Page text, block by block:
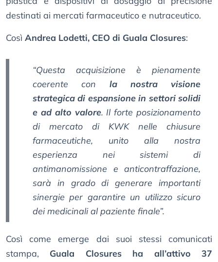
destinati ai mercati farmaceutico e nutraceutico.
Così Andrea Lodetti, CEO di Guala Closures:
“Questa acquisizione è pienamente
coerente con la nostra visione
strategica di espansione in settori solidi
e ad alto valore. Il forte posizionamento
di mercato di KWK nelle chiusure
farmaceutiche, unito alla nostra
esperienza nei sistemi di
antimanomissione e anticontraffazione,
sarà in grado di generare importanti
sinergie per garantire un utilizzo sicuro
dei medicinali al paziente finale”.
Così come emerge dai suoi stessi comunicati
stampa, Guala Closures ha all’attivo 37